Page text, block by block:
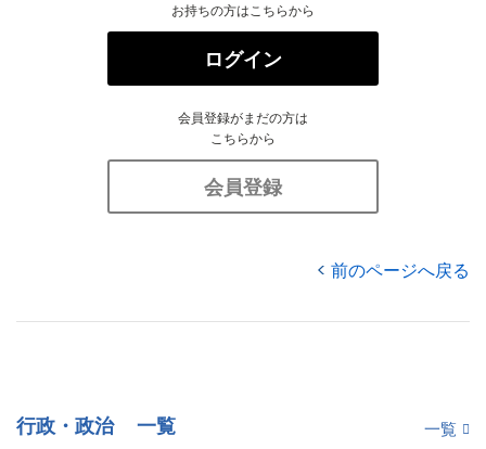
お持ちの方はこちらから
ログイン
会員登録がまだの方は
こちらから
会員登録
前のページへ戻る
行政・政治 一覧 一覧